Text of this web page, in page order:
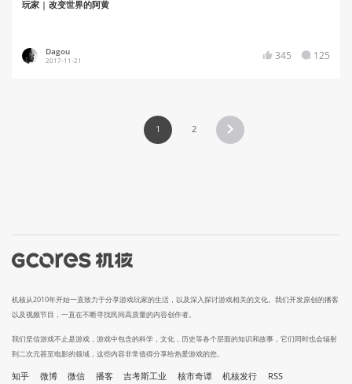
玩家 | 改变世界的阿黄
Dagou
2017-11-21 345 125
1 2
机核从2010年开始一直致力于分享游戏玩家的生活，以及深入探讨游戏相关的文化。我们开发原创的播客
以及视频节目，一直在不断寻找民间高质量的内容创作者。
我们坚信游戏不止是游戏，游戏中包含的科学，文化，历史等各个层面的知识和故事，它们同时也会辐射
到二次元甚至电影的领域，这些内容非常值得分享给热爱游戏的您。
知乎 微博 微信 播客 吉考斯工业 核市奇谭 机核发行 RSS